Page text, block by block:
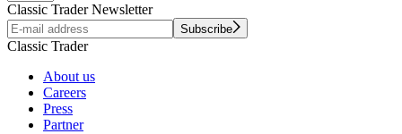
Classic Trader Newsletter
Subscribe
Classic Trader
About us
Careers
Press
Partner